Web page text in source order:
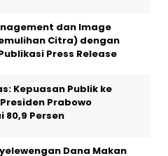
dan Image
Citra) dengan
Press Release
Kepuasan Publik ke
Prabowo
80,9 Persen
Dana Makan